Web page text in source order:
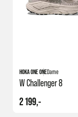
HOKA ONE ONEDame
W Challenger 8
2 199,-